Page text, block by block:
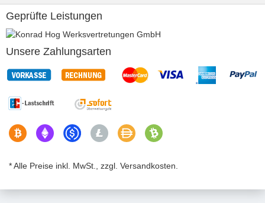
Geprüfte Leistungen
Unsere Zahlungsarten
* Alle Preise inkl. MwSt., zzgl. Versandkosten.